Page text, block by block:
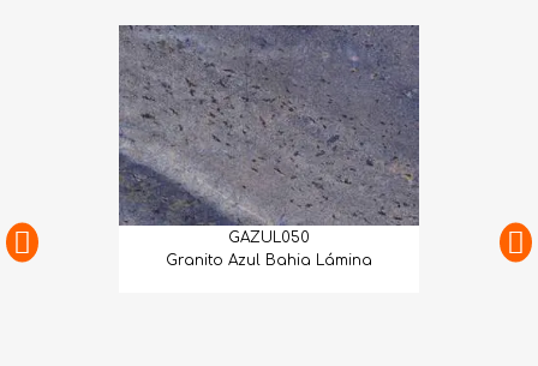
GAZUL050
Granito Azul Bahia Lámina